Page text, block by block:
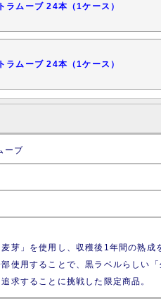
ラムーブ 24本（1ケース）
ラムーブ 24本（1ケース）
ーブ
芽」を使用し、収穫後1年間の熟成
使用することで、黒ラベルらしい「
求することに挑戦した限定商品。